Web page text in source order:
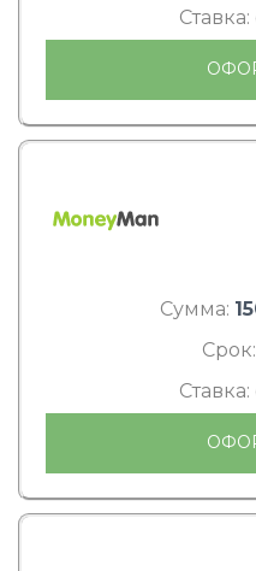
Ставка:
Сумма:
Срок:
Ставка: